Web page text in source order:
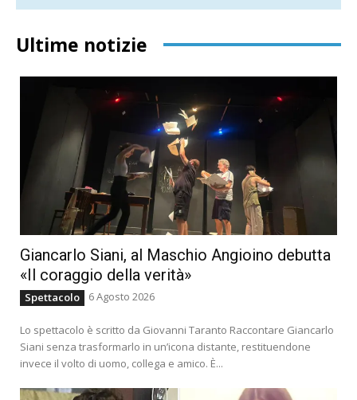
Ultime notizie
Giancarlo Siani, al Maschio Angioino debutta
«Il coraggio della verità»
Spettacolo 6 Agosto 2026
Lo spettacolo è scritto da Giovanni Taranto Raccontare Giancarlo
Siani senza trasformarlo in un’icona distante, restituendone
invece il volto di uomo, collega e amico. È...